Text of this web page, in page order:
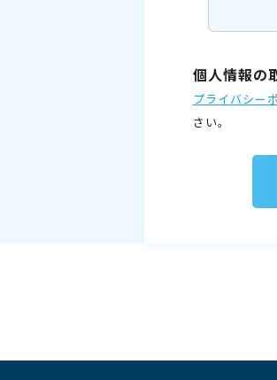
個人情報の
プライバシー
さい。